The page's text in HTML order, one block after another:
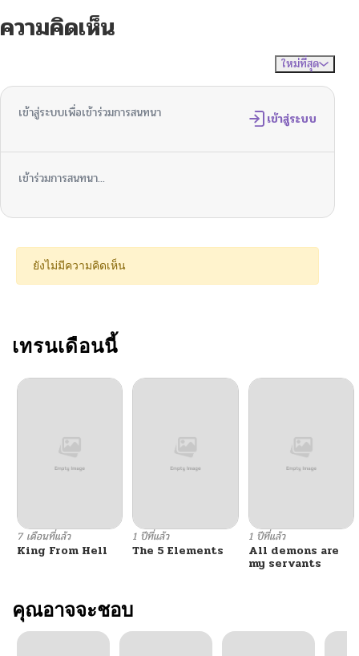
ตอนที่ 9
01/13/2026
ตอนที่ 7 01/13/2026
01/13/2026
ตอนที่ 4 01/13/2026
ตอนที่ 2
ตอนที่ 1
ความคิดเห็น
ใหม่ที่สุด
เข้าสู่ระบบเพื่อเข้าร่วมการสนทนา เข้าสู่ระบบ
เข้าร่วมการสนทนา...
ยังไม่มีความคิดเห็น
เทรนเดือนนี้
7 เดือนที่แล้ว
King From Hell
1 ปีที่แล้ว
The 5 Elements
1 ปีที่แล้ว
All demons are
my servants
คุณอาจจะชอบ